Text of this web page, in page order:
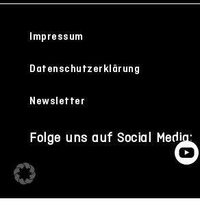
Impressum
Datenschutzerklärung
Newsletter
Folge uns auf Social Media: